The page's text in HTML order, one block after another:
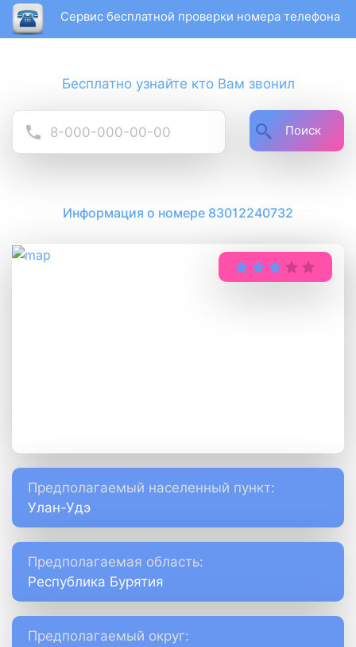
Сервис бесплатной проверки номера телефона
Бесплатно узнайте кто Вам звонил
Поиск
Информация о номере 83012240732
Предполагаемый населенный пункт:
Улан-Удэ
Предполагаемая область:
Республика Бурятия
Предполагаемый округ: